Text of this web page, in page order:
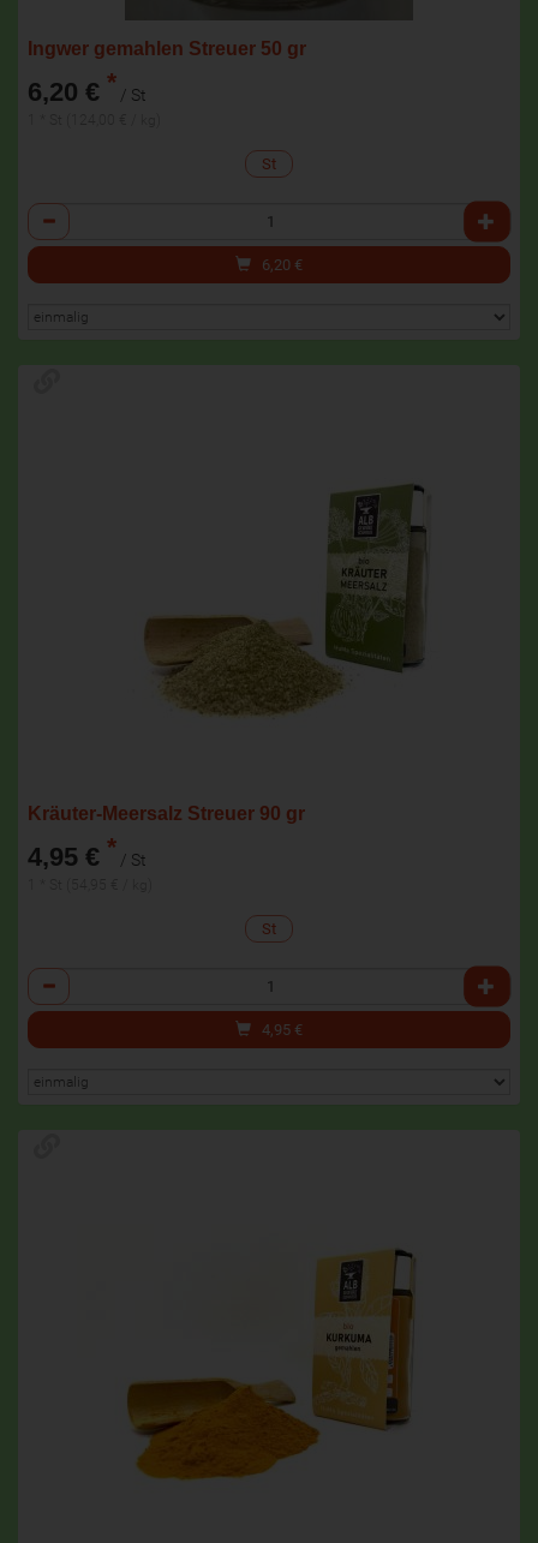
Ingwer gemahlen Streuer 50 gr
6,20 € * / St
St
Anzahl
6,20 €
Kräuter-Meersalz Streuer 90 gr
4,95 € * / St
St
Anzahl
4,95 €